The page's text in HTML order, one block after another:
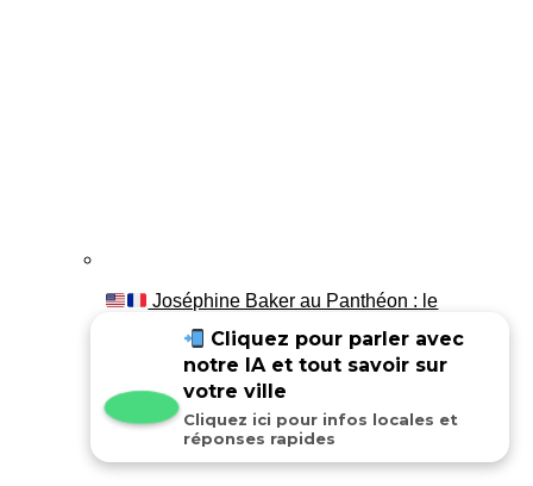
Joséphine Baker au Panthéon : le
Cliquez pour parler avec
notre IA et tout savoir sur
votre ville
Cliquez ici pour infos locales et
réponses rapides